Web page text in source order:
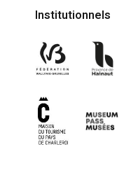
Institutionnels